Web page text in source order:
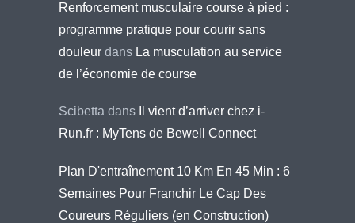
Renforcement musculaire course à pied :
programme pratique pour courir sans
douleur dans La musculation au service
de l’économie de course
Scibetta dans
Il vient d’arriver chez i-
Run.fr : MyTens de Bewell Connect
Plan D'entraînement 10 Km En 45 Min : 6
Semaines Pour Franchir Le Cap Des
Coureurs Réguliers (en Construction)